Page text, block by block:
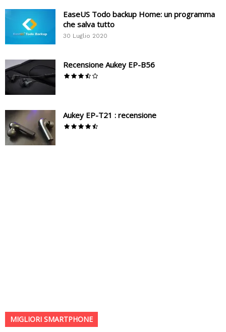
EaseUS Todo backup Home: un programma
che salva tutto
30 Luglio 2020
Recensione Aukey EP-B56
Aukey EP-T21 : recensione
MIGLIORI SMARTPHONE